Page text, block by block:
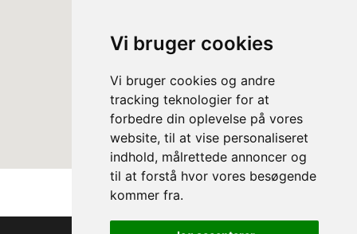
Vi bruger cookies
Vi bruger cookies og andre
tracking teknologier for at
forbedre din oplevelse på vores
website, til at vise personaliseret
indhold, målrettede annoncer og
til at forstå hvor vores besøgende
kommer fra.